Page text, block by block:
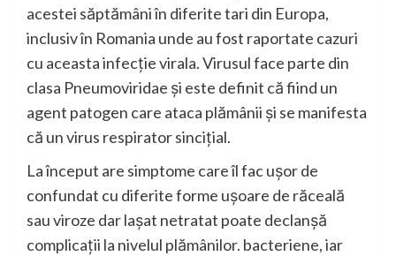
acestei săptămâni în diferite tari din Europa,
inclusiv în Romania unde au fost raportate cazuri
cu aceasta infecție virala. Virusul face parte din
clasa Pneumoviridae și este definit că fiind un
agent patogen care ataca plămânii și se manifesta
că un virus respirator sincițial.
La început are simptome care îl fac ușor de
confundat cu diferite forme ușoare de răceală
sau viroze dar lașat netratat poate declanșă
complicații la nivelul plămânilor. bacteriene, iar